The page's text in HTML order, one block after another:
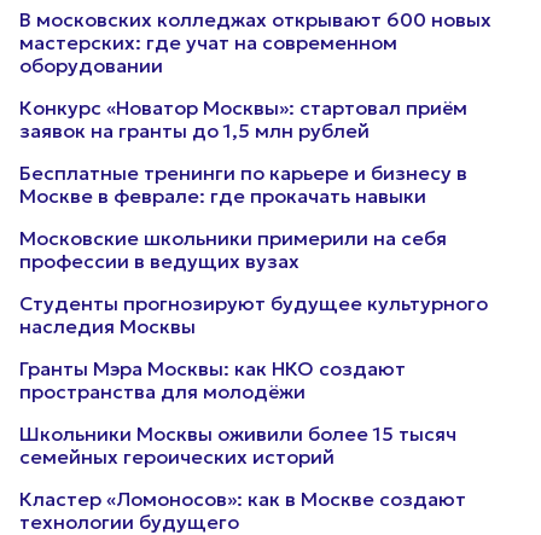
В московских колледжах открывают 600 новых
мастерских: где учат на современном
оборудовании
Конкурс «Новатор Москвы»: стартовал приём
заявок на гранты до 1,5 млн рублей
Бесплатные тренинги по карьере и бизнесу в
Москве в феврале: где прокачать навыки
Московские школьники примерили на себя
профессии в ведущих вузах
Студенты прогнозируют будущее культурного
наследия Москвы
Гранты Мэра Москвы: как НКО создают
пространства для молодёжи
Школьники Москвы оживили более 15 тысяч
семейных героических историй
Кластер «Ломоносов»: как в Москве создают
технологии будущего